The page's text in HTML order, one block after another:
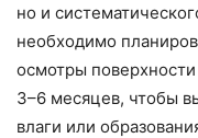
но и
необходимо
осмотры
3–6 месяцев, чтобы
влаги или